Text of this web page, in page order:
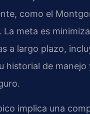
como el
meta es
a largo plazo,
historial de manejo
implica una